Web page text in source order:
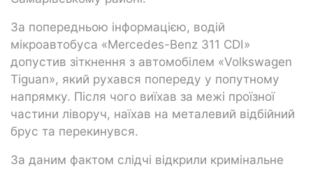
За попередньою інформацією, водій
мікроавтобуса «Mercedes-Benz 311 CDI»
допустив зіткнення з автомобілем «Volkswagen
Tiguan», який рухався попереду у попутному
напрямку. Після чого виїхав за межі проїзної
частини ліворуч, наїхав на металевий відбійний
брус та перекинувся.
За даним фактом слідчі відкрили кримінальне